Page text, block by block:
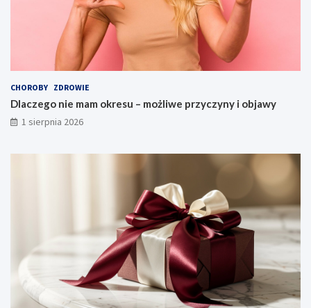
CHOROBY ZDROWIE
Dlaczego nie mam okresu – możliwe przyczyny i objawy
1 sierpnia 2026